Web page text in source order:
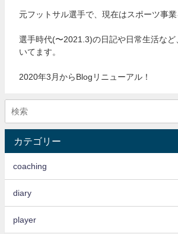
元フットサル選手で、現在はスポーツ事業
選手時代(〜2021.3)の日記や日常生活な
いてます。
2020年3月からBlogリニューアル！
カテゴリー
coaching
diary
player